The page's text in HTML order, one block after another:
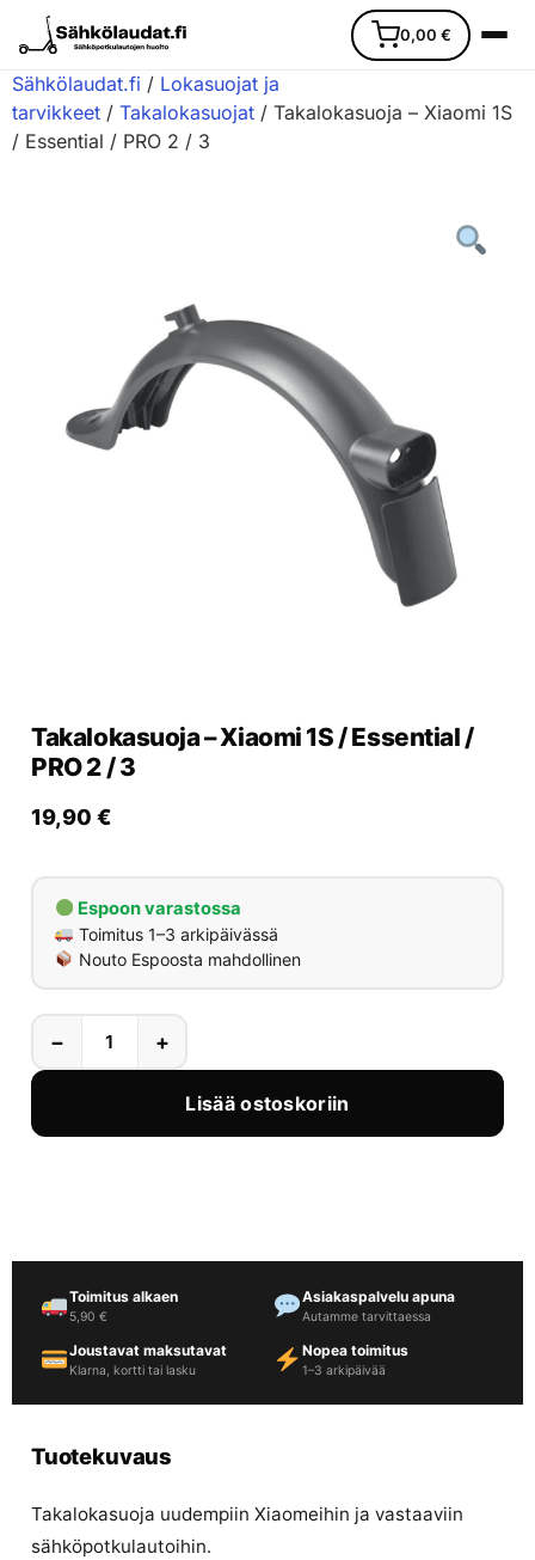
0,00 €
Lisävarusteet
Sähkölaudat.fi / Lokasuojat ja
tarvikkeet / Takalokasuojat / Takalokasuoja – Xiaomi 1S
/ Essential / PRO 2 / 3
Takalokasuoja – Xiaomi 1S / Essential /
PRO 2 / 3
19,90 €
Espoon varastossa
Toimitus 1–3 arkipäivässä
Nouto Espoosta mahdollinen
− +
Lisää ostoskoriin
Toimitus alkaen
5,90 €
Asiakaspalvelu apuna
Autamme tarvittaessa
Joustavat maksutavat
Klarna, kortti tai lasku
Nopea toimitus
1–3 arkipäivää
Tuotekuvaus
Takalokasuoja uudempiin Xiaomeihin ja vastaaviin
sähköpotkulautoihin.